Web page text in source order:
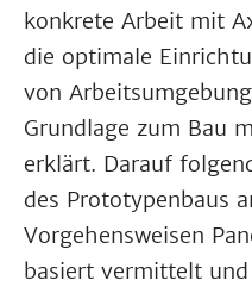
konkrete Arbeit mit
die optimale
von
Grundlage zum Bau
erklärt. Darauf
des Prototypenbaus
Vorgehensweisen
basiert vermittelt